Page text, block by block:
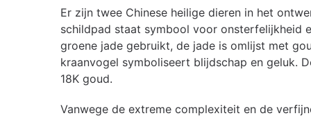
Er zijn twee Chinese heilige dieren in het
schildpad staat symbool voor onsterfelijkheid
groene jade gebruikt, de jade is omlijst met
kraanvogel symboliseert blijdschap en geluk.
18K goud.
Vanwege de extreme complexiteit en de